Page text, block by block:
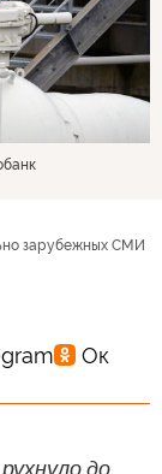
зарубежных СМИ
до